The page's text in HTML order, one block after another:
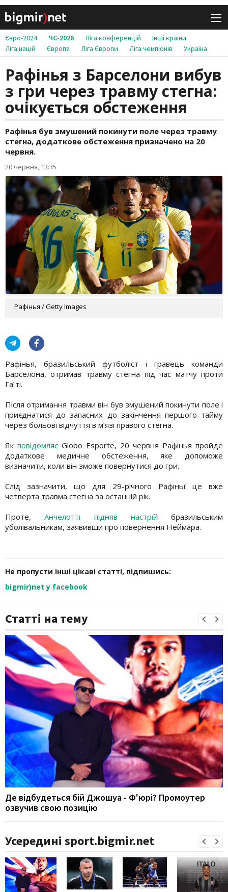
Євро-2024 ЧС-2026 Ліга конференцій
Інші країни
Ліга націй
Європа Ліга Європи Ліга чемпіонів Україна
Рафінья з Барселони вибув
з гри через травму стегна:
очікується обстеження
Рафінья був змушений покинути поле через травму
стегна, додаткове обстеження призначено на 20
червня.
20 червня, 13:35
Рафінья / Getty Images
Рафінья, бразильський футболіст і гравець команди
Барселона, отримав травму стегна під час матчу проти
Гаїті.
Після отримання травми він був змушений покинути поле і
приєднатися до запасних до закінчення першого тайму
через больові відчуття в м’язі правого стегна.
Як повідомляє Globo Esporte, 20 червня Рафінья пройде
додаткове медичне обстеження, яке допоможе
визначити, коли він зможе повернутися до гри.
Слід зазначити, що для 29-річного Рафіньї це вже
четверта травма стегна за останній рік.
Проте,Анчелотті підняв настрій бразильським
уболівальникам, заявивши про повернення Неймара.
Не пропусти інші цікаві статті, підпишись:
bigmir)net у facebook
Статті на тему
Де відбудеться бій Джошуа - Ф'юрі? Промоутер
озвучив свою позицію
Усередині sport.bigmir.net